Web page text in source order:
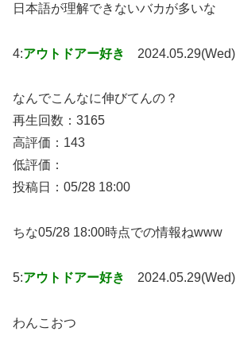
日本語が理解できないバカが多いな
4:アウトドアー好き 2024.05.29(Wed)
なんでこんなに伸びてんの？
再生回数：3165
高評価：143
低評価：
投稿日：05/28 18:00
ちな05/28 18:00時点での情報ねwww
5:アウトドアー好き 2024.05.29(Wed)
わんこおつ